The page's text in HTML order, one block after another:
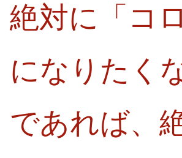
絶対に「コ
になりたく
であれば、